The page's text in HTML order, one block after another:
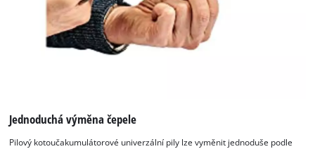
Jednoduchá výměna čepele
Pilový kotoučakumulátorové univerzální pily lze vyměnit jednoduše podle